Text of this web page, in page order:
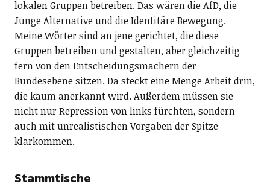
lokalen Gruppen betreiben. Das wären die AfD, die
Junge Alternative und die Identitäre Bewegung.
Meine Wörter sind an jene gerichtet, die diese
Gruppen betreiben und gestalten, aber gleichzeitig
fern von den Entscheidungsmachern der
Bundesebene sitzen. Da steckt eine Menge Arbeit drin,
die kaum anerkannt wird. Außerdem müssen sie
nicht nur Repression von links fürchten, sondern
auch mit unrealistischen Vorgaben der Spitze
klarkommen.
Stammtische